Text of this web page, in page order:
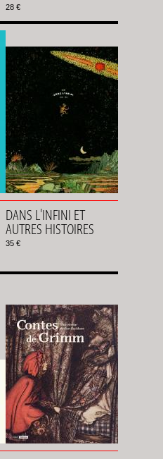
28 €
DANS L'INFINI ET
AUTRES HISTOIRES
35 €